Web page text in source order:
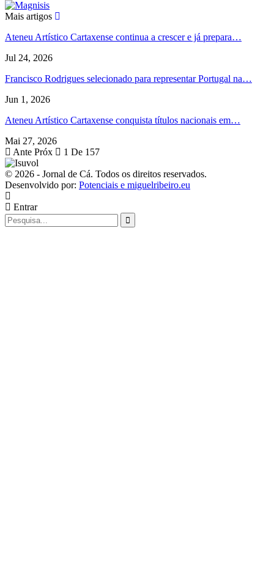
Mais artigos
Ateneu Artístico Cartaxense continua a crescer e já prepara…
Jul 24, 2026
Francisco Rodrigues selecionado para representar Portugal na…
Jun 1, 2026
Ateneu Artístico Cartaxense conquista títulos nacionais em…
Mai 27, 2026
Ante Próx 1 De 157
© 2026 - Jornal de Cá. Todos os direitos reservados.
Desenvolvido por: Potenciais e miguelribeiro.eu
Entrar